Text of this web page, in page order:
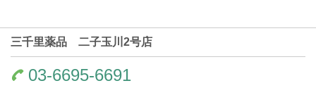
三千里薬品 二子玉川2号店
03-6695-6691